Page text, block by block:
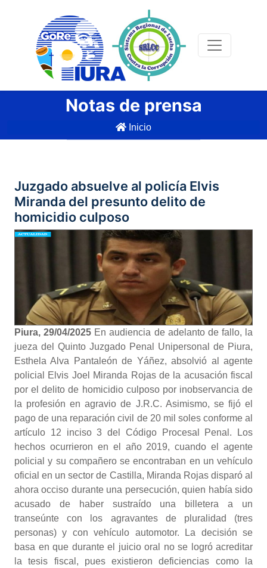
Notas de prensa
Inicio
Juzgado absuelve al policía Elvis
Miranda del presunto delito de
homicidio culposo
Piura, 29/04/2025 En audiencia de adelanto de fallo, la
jueza del Quinto Juzgado Penal Unipersonal de Piura,
Esthela Alva Pantaleón de Yáñez, absolvió al agente
policial Elvis Joel Miranda Rojas de la acusación fiscal
por el delito de homicidio culposo por inobservancia de
la profesión en agravio de J.R.C. Asimismo, se fijó el
pago de una reparación civil de 20 mil soles conforme al
artículo 12 inciso 3 del Código Procesal Penal. Los
hechos ocurrieron en el año 2019, cuando el agente
policial y su compañero se encontraban en un vehículo
oficial en un sector de Castilla, Miranda Rojas disparó al
ahora occiso durante una persecución, quien había sido
acusado de haber sustraído una billetera a un
transeúnte con los agravantes de pluralidad (tres
personas) y con vehículo automotor. La decisión se
basa en que durante el juicio oral no se logró acreditar
la tesis fiscal, pues existieron deficiencias como la